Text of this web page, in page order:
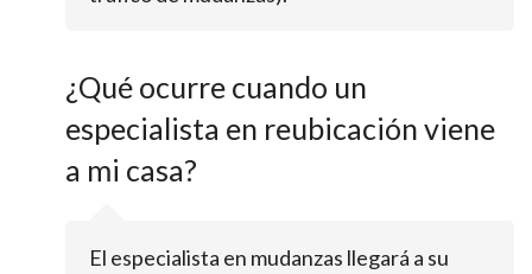
¿Qué ocurre cuando un
especialista en reubicación viene
a mi casa?
El especialista en mudanzas llegará a su